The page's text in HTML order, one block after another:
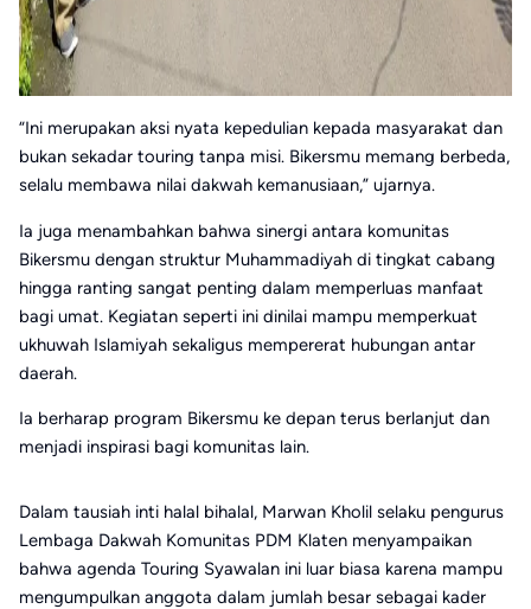
“Ini merupakan aksi nyata kepedulian kepada masyarakat dan
bukan sekadar touring tanpa misi. Bikersmu memang berbeda,
selalu membawa nilai dakwah kemanusiaan,” ujarnya.
Ia juga menambahkan bahwa sinergi antara komunitas
Bikersmu dengan struktur Muhammadiyah di tingkat cabang
hingga ranting sangat penting dalam memperluas manfaat
bagi umat. Kegiatan seperti ini dinilai mampu memperkuat
ukhuwah Islamiyah sekaligus mempererat hubungan antar
daerah.
Ia berharap program Bikersmu ke depan terus berlanjut dan
menjadi inspirasi bagi komunitas lain.
Dalam tausiah inti halal bihalal, Marwan Kholil selaku pengurus
Lembaga Dakwah Komunitas PDM Klaten menyampaikan
bahwa agenda Touring Syawalan ini luar biasa karena mampu
mengumpulkan anggota dalam jumlah besar sebagai kader